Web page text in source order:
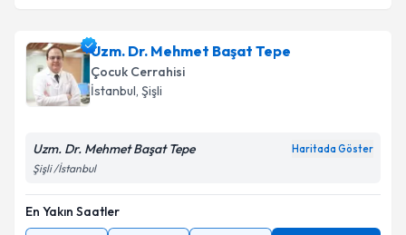
Uzm. Dr. Mehmet Başat Tepe
Çocuk Cerrahisi
İstanbul, Şişli
Uzm. Dr. Mehmet Başat Tepe Haritada Göster
Şişli /İstanbul
En Yakın Saatler